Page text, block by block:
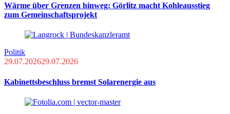
Wärme über Grenzen hinweg: Görlitz macht Kohleausstieg
zum Gemeinschaftsprojekt
Politik
29.07.202629.07.2026
Kabinettsbeschluss bremst Solarenergie aus